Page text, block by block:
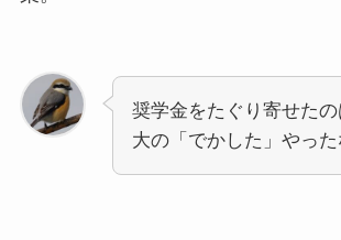
奨学金をたぐり寄せた
大の「でかした」やった